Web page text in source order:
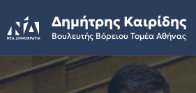
to
content
Δημήτρης Καιρίδης
Βουλευτής Βόρειου Τομέα Αθήνας